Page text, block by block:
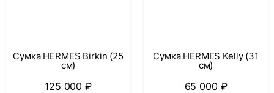
Сумка HERMES Birkin (25
см)
125 000 ₽
Сумка HERMES Kelly (31
см)
65 000 ₽